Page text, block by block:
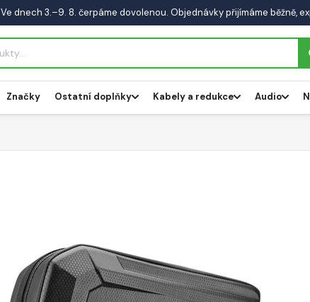
Ve dnech 3.–9. 8. čerpáme dovolenou. Objednávky přijímáme běžně,
Značky Ostatní doplňky Kabely a redukce Audio